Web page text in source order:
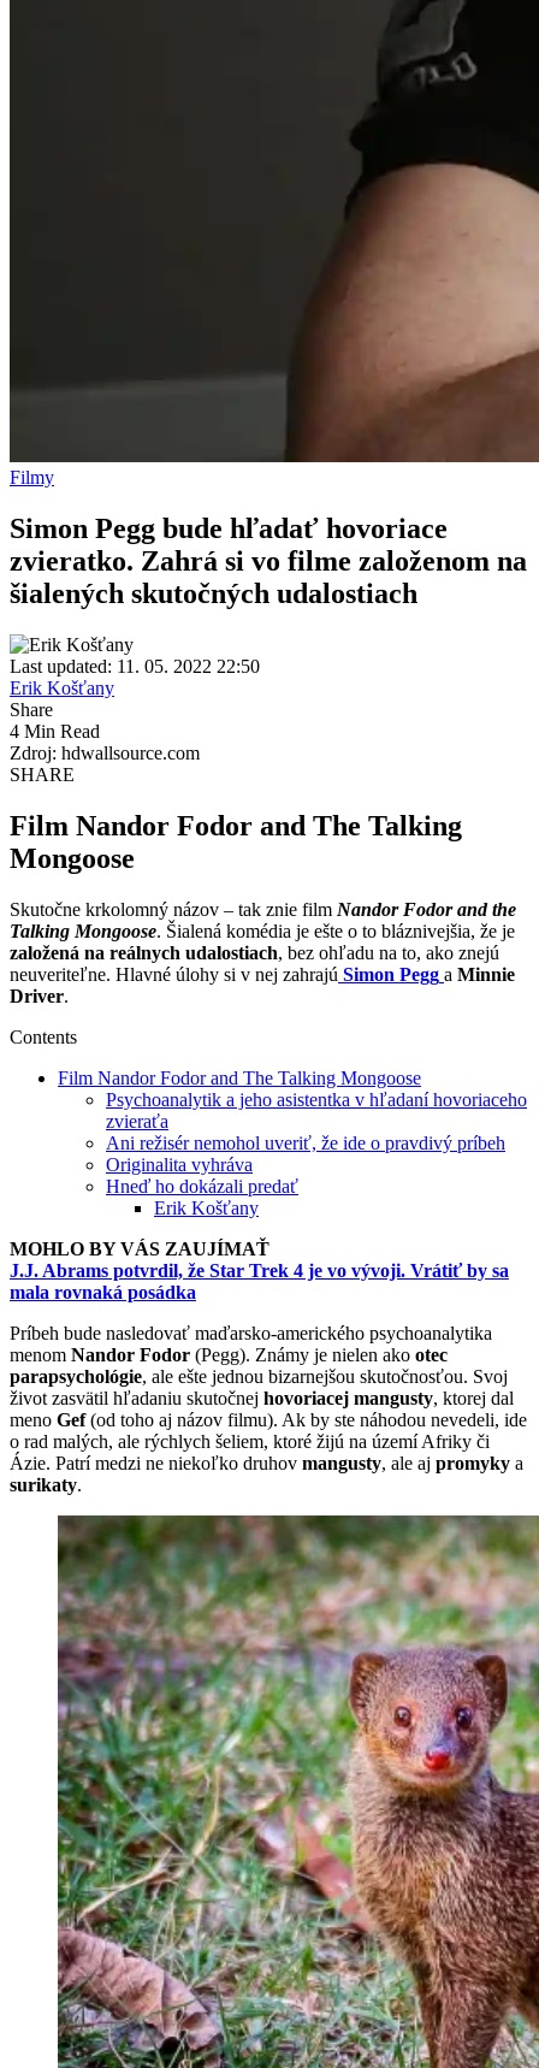
Filmy
Simon Pegg bude hľadať hovoriace
zvieratko. Zahrá si vo filme založenom na
šialených skutočných udalostiach
Last updated: 11. 05. 2022 22:50
Erik Košťany
Share
4 Min Read
Zdroj: hdwallsource.com
SHARE
Film Nandor Fodor and The Talking
Mongoose
Skutočne krkolomný názov – tak znie film Nandor Fodor and the
Talking Mongoose. Šialená komédia je ešte o to bláznivejšia, že je
založená na reálnych udalostiach, bez ohľadu na to, ako znejú
neuveriteľne. Hlavné úlohy si v nej zahrajú Simon Pegg a Minnie
Driver.
Contents
Film Nandor Fodor and The Talking Mongoose
Psychoanalytik a jeho asistentka v hľadaní hovoriaceho
zvieraťa
Ani režisér nemohol uveriť, že ide o pravdivý príbeh
Originalita vyhráva
Hneď ho dokázali predať
Erik Košťany
MOHLO BY VÁS ZAUJÍMAŤ
J.J. Abrams potvrdil, že Star Trek 4 je vo vývoji. Vrátiť by sa
mala rovnaká posádka
Príbeh bude nasledovať maďarsko-amerického psychoanalytika
menom Nandor Fodor (Pegg). Známy je nielen ako otec
parapsychológie, ale ešte jednou bizarnejšou skutočnosťou. Svoj
život zasvätil hľadaniu skutočnej hovoriacej mangusty, ktorej dal
meno Gef(od toho aj názov filmu). Ak by ste náhodou nevedeli, ide
o rad malých, ale rýchlych šeliem, ktoré žijú na území Afriky či
Ázie. Patrí medzi ne niekoľko druhov mangusty, ale aj promyky a
surikaty.